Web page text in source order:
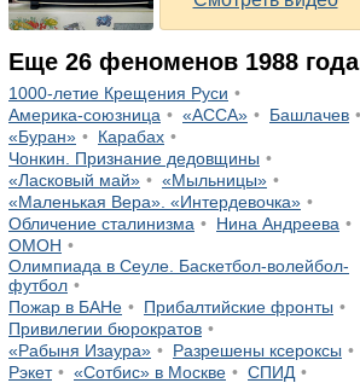
Еще 26 феноменов 1988 года
1000-летие Крещения Руси
Америка-союзница
«АССА»
Башлачев
«Буран»
Карабах
Чонкин. Признание дедовщины
«Ласковый май»
«Мыльницы»
«Маленькая Вера». «Интердевочка»
Обличение сталинизма
Нина Андреева
ОМОН
Олимпиада в Сеуле. Баскетбол-волейбол-
футбол
Пожар в БАНе
Прибалтийские фронты
Привилегии бюрократов
«Рабыня Изаура»
Разрешены ксероксы
Рэкет
«Сотбис» в Москве
СПИД